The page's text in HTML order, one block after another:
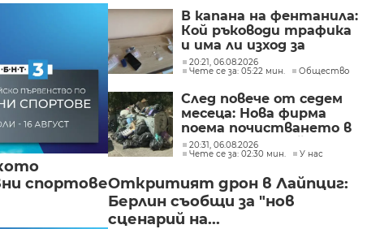
спортове
В капана на фентанила:
Кой ръководи трафика
и има ли изход за
пристрастените?
20:21, 06.08.2026
Чете се за: 05:22 мин.
Общество
След повече от седем
месеца: Нова фирма
поема почистването в
столичните райони
"Слатина", "Подуяне" и
20:31, 06.08.2026
Чете се за: 02:30 мин.
У нас
Откритият дрон в Лайпциг:
Берлин съобщи за "нов
сценарий на...